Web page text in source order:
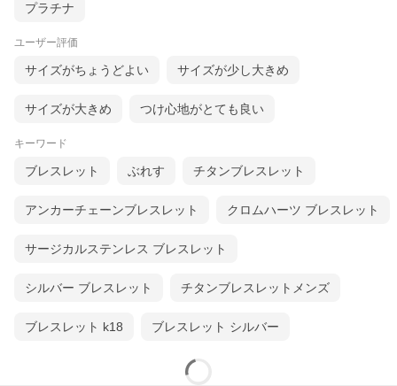
プラチナ
ユーザー評価
サイズがちょうどよい サイズが少し大きめ
サイズが大きめ つけ心地がとても良い
キーワード
ブレスレット ぶれす チタンブレスレット
アンカーチェーンブレスレット クロムハーツ ブレスレット
サージカルステンレス ブレスレット
シルバー ブレスレット チタンブレスレットメンズ
ブレスレット k18 ブレスレット シルバー